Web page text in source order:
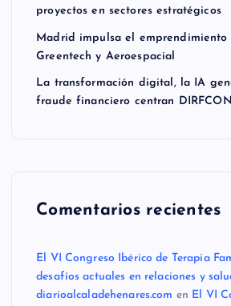
proyectos en sectores estratégicos
Madrid impulsa el
Greentech y Aeroespacial
La transformación digital, la IA
fraude financiero centran
Comentarios recientes
El VI Congreso Ibérico de Terapia
desafíos actuales en relaciones y
diarioalcaladehenares.com en El VI